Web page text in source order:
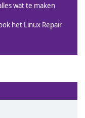
wat te maken
het Linux Repair